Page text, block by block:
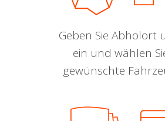
Geben Sie Abholort
ein und wählen
gewünschte